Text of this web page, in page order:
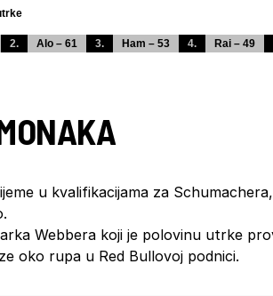
2. Alo – 61 3. Ham – 53 4. Rai – 49
u kvalifikacijama za
Webbera koji je polovinu utrke
oko rupa u Red Bullovoj podnici.